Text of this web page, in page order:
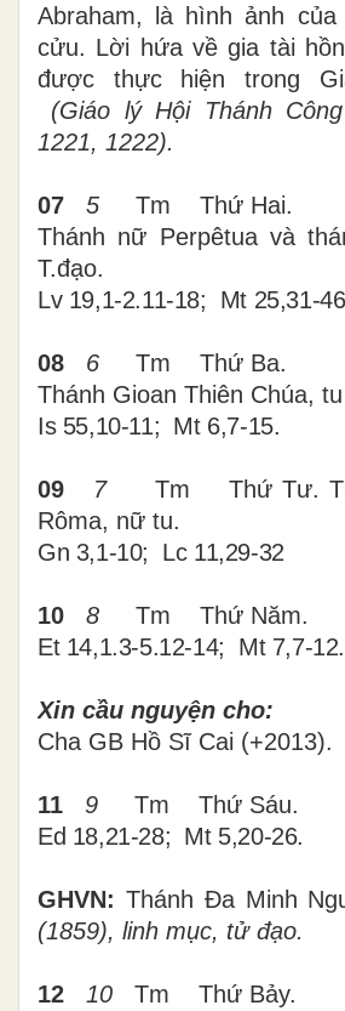
Abraham, là hình ảnh
cửu. Lời hứa về gia tài
được thực hiện trong
(Giáo lý Hội Thánh
1221, 1222).
07 5 Tm Thứ Hai.
Thánh nữ Perpêtua và
T.đạo.
Lv 19,1-2.11-18; Mt 25,31-46
08 6 Tm Thứ Ba.
Thánh Gioan Thiên Chúa,
Is 55,10-11; Mt 6,7-15.
09 7Tm Thứ Tư.
Rôma, nữ tu.
Gn 3,1-10; Lc 11,29-32
10 8 Tm Thứ Năm.
Et 14,1.3-5.12-14; Mt 7,7-12.
Xin cầu nguyện cho:
ChaGB Hồ Sĩ Cai (+2013).
11 9 Tm Thứ Sáu.
Ed 18,21-28; Mt 5,20-26.
GHVN: Thánh Đa Minh
(1859), linh mục, tử đạo.
12 10 Tm Thứ Bảy.